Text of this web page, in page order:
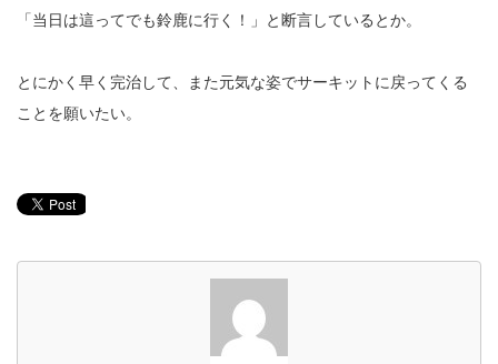
「当日は這ってでも鈴鹿に行く！」と断言しているとか。
とにかく早く完治して、また元気な姿でサーキットに戻ってくる
ことを願いたい。